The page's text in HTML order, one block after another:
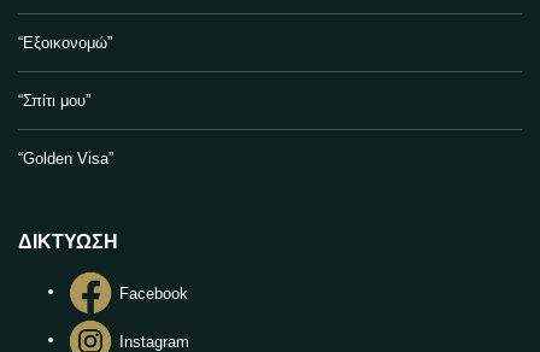
“Εξοικονομώ”
“Σπίτι μου”
“Golden Visa”
ΔΙΚΤΥΩΣΗ
Facebook
Instagram